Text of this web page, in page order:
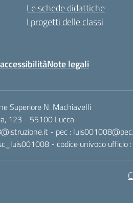
Le schede didattiche
I progetti delle classi
Note legali
Superiore N. Machiavelli
123 - 55100 Lucca
- pec :
- codice univoco ufficio